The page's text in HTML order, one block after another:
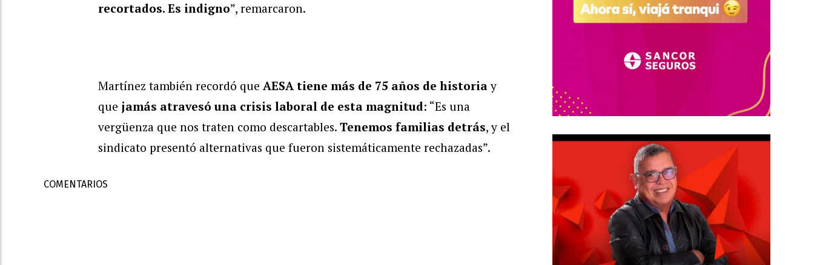
recortados. Es indigno”, remarcaron.
Martínez también recordó que AESA tiene más de 75 años de historiay
que jamás atravesó una crisis laboral de esta magnitud: “Es una
vergüenza que nos traten como descartables. Tenemos familias detrás, y el
sindicato presentó alternativas que fueron sistemáticamente rechazadas”.
COMENTARIOS